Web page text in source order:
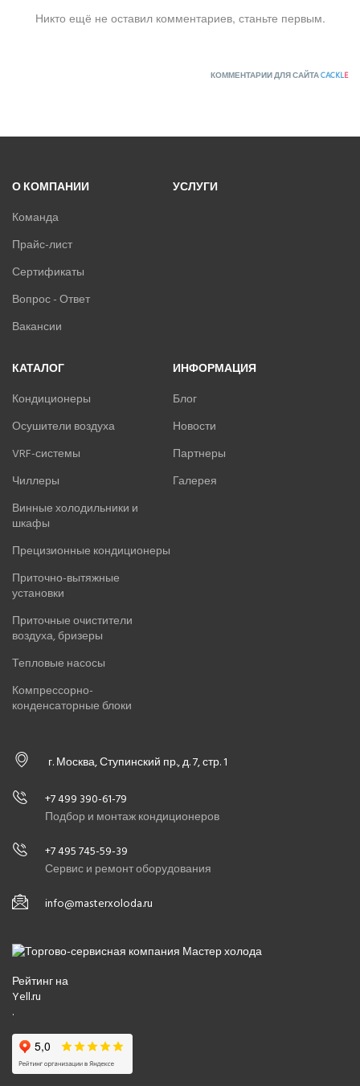
Никто ещё не оставил комментариев, станьте первым.
КОММЕНТАРИИ ДЛЯ САЙТАCACKLE
О КОМПАНИИ
Команда
Прайс-лист
Сертификаты
Вопрос - Ответ
Вакансии
УСЛУГИ
КАТАЛОГ
Кондиционеры
Осушители воздуха
VRF-системы
Чиллеры
Винные холодильники и
шкафы
Прецизионные кондиционеры
Приточно-вытяжные
установки
Приточные очистители
воздуха, бризеры
Тепловые насосы
Компрессорно-
конденсаторные блоки
ИНФОРМАЦИЯ
Блог
Новости
Партнеры
Галерея
г. Москва, Ступинский пр., д. 7, стр. 1
+7 499 390-61-79
Подбор и монтаж кондиционеров
+7 495 745-59-39
Сервис и ремонт оборудования
info@masterxoloda.ru
Рейтинг на
Yell.ru
.